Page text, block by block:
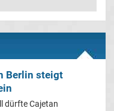
Berlin steigt
dürfte Cajetan